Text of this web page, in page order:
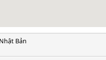
Bản